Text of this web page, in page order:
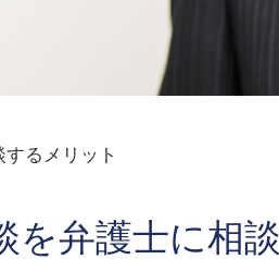
るメリット
を弁護士に相